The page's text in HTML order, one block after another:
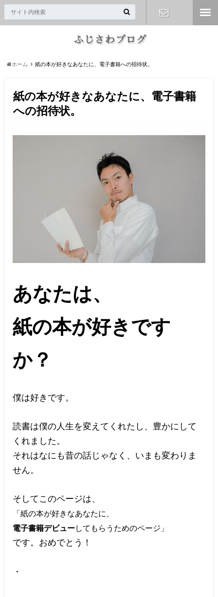
お問い合わ
ホーム 紙の本が好きなあなたに、電子書籍への招待状。
紙の本が好きなあなたに、電子書籍
への招待状。
あなたは、
紙の本が好きです
か？
僕は好きです。
読書は僕の人生を変えてくれたし、豊かにして
くれました。
それはなにも昔の話じゃなく、いまも変わりま
せん。
そしてこのページは、
「紙の本が好きなあなたに、
電子書籍デビューしてもらうためのページ」
です。おめでとう！
・